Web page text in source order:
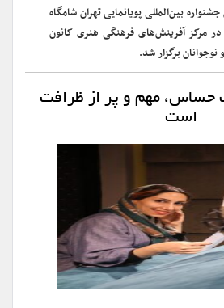
بین‌المللی پویانمایی تهران شامگاه
جمعه ۱۸ اسفند ۱۴۰۲ در مرکز آفرینش‌های فرهنگی هنری کانون
برگزار شد.
حساس، مهم و پر از ظرافت
است